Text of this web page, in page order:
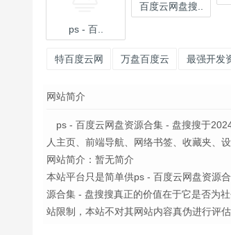
ps - 百..
百度云网盘搜..
特百度云网
万盘百度云
最强开发
国社区
网站简介
ps - 百度云网盘资源合集 - 盘搜搜于
人主页、前端导航、网络书签、收藏夹、
网站简介：暂无简介
本站平台只是简单供ps - 百度云网盘资源
源合集 - 盘搜搜真正的价值在于它是否为
站限制，本站不对其网站内容真伪进行评